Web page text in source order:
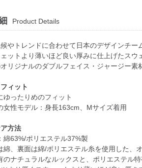
Product Details
やトレンドに合わせて日本のデザインチ
ットより薄いほど良い厚みに仕上げたス
リジナルのダブルフェイス・ジャージー素
ィット
ゆったりめのフィット
女性モデル：身長163cm、Mサイズ着用
方法
綿63%/ポリエステル37%製
綿、裏面は綿/ポリエステル糸を使用した、
のナチュラルなルックスと、ポリエステル